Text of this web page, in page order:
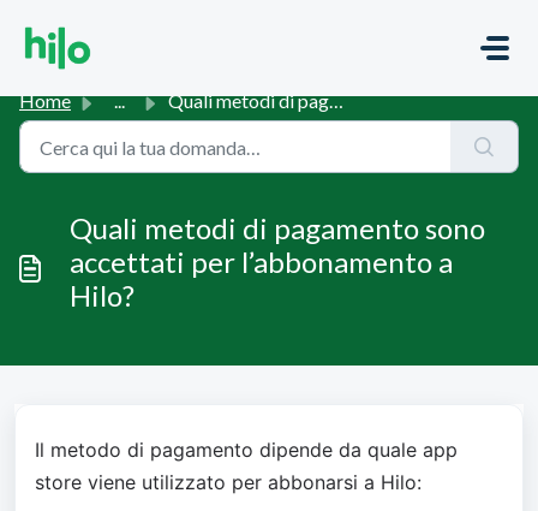
Home ... Quali metodi di pagamento sono accettati per l’abbonament...
Quali metodi di pagamento sono
accettati per l’abbonamento a
Hilo?
Il metodo di pagamento dipende da quale app
store viene utilizzato per abbonarsi a Hilo: